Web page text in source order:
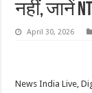
नहीं, जानें
April 30, 2026
News India Live,